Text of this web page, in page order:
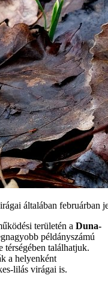
általában februárban
területén a Duna-
példányszámú
térségében találhatjuk.
a helyenként
lilás virágai is.